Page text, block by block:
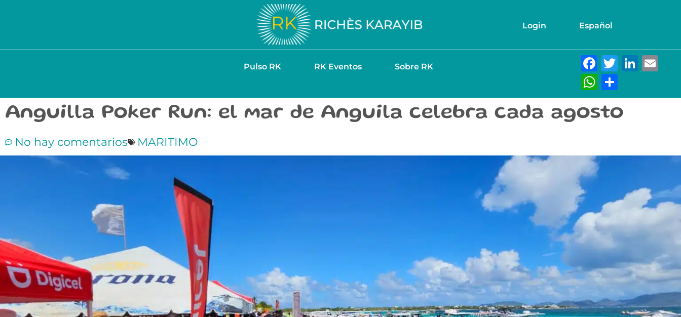
Login Español
Pulso RK RK Eventos Sobre RK Facebook
Twitter
Anguilla Poker Run: el mar de Anguila celebra cada agosto
No hay comentarios MARITIMO